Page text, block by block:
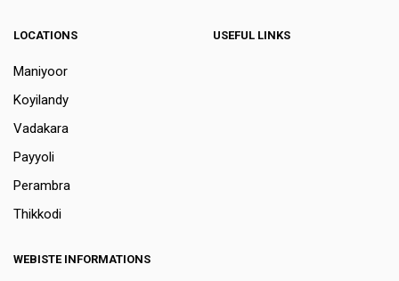
LOCATIONS
Maniyoor
Koyilandy
Vadakara
Payyoli
Perambra
Thikkodi
USEFUL LINKS
WEBISTE INFORMATIONS